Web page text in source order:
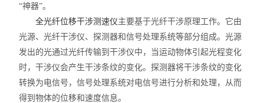
“神器”。
全光纤位移干涉测速仪主要基于光纤干涉原理工作。它由
光源、光纤干涉仪、探测器和信号处理系统等部分组成。光源
发出的光通过光纤传输到干涉仪中，当运动物体引起光程变化
时，干涉仪会产生干涉条纹的变化。探测器将干涉条纹的变化
转换为电信号，信号处理系统对电信号进行分析和处理，从而
得到物体的位移和速度信息。